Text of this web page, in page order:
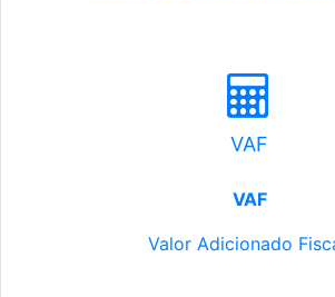
VAF
VAF
Valor Adicionado